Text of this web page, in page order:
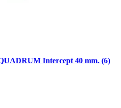
Intercept 40 mm. (6)